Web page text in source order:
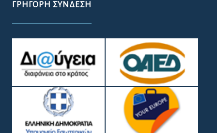
ΓΡΉΓΟΡΗ ΣΎΝΔΕΣΗ